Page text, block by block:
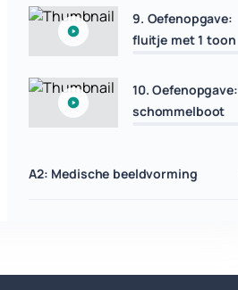
9. Oefenopgave:
fluitje met 1 toon
10. Oefenopgave:
schommelboot
A2: Medische beeldvorming